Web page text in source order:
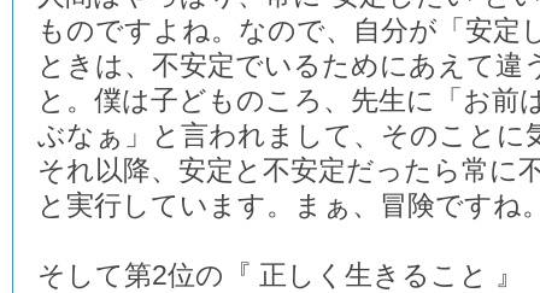
ものですよね。なので、自分が「安定
ときは、不安定でいるためにあえて違
と。僕は子どものころ、先生に「お前
ぶなぁ」と言われまして、そのことに
それ以降、安定と不安定だったら常に
と実行しています。まぁ、冒険ですね
そして第2位の『 正しく生きること 』